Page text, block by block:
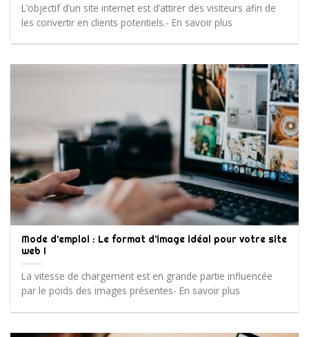
L’objectif d’un site internet est d’attirer des visiteurs afin de
les convertir en clients potentiels.- En savoir plus
Mode d’emploi : Le format d’image idéal pour votre site
web !
La vitesse de chargement est en grande partie influencée
par le poids des images présentes- En savoir plus